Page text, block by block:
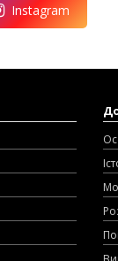
Instagram